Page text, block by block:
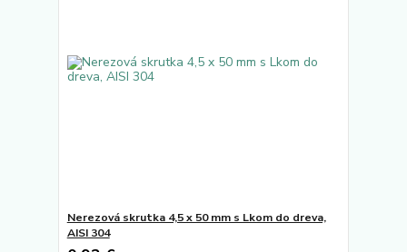
Nerezová skrutka 4,5 x 50 mm s Lkom do dreva,
AISI 304